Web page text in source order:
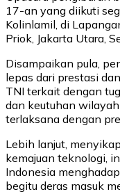
17-an yang diikuti
Kolinlamil, di
Priok, Jakarta Utara,
Disampaikan pula,
lepas dari prestasi
TNI terkait dengan
dan keutuhan
terlaksana dengan
Lebih lanjut,
kemajuan teknologi,
Indonesia
begitu deras masuk